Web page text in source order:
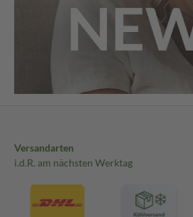
Versandarten
i.d.R. am nächsten Werktag